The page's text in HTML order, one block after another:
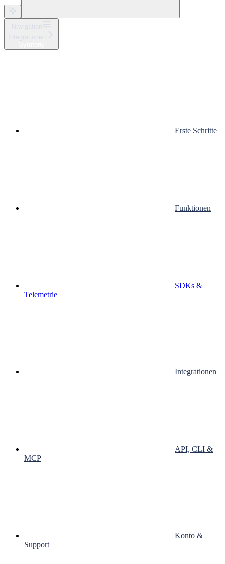
Erste Schritte
Funktionen
SDKs &
Telemetrie
Integrationen
API, CLI &
MCP
Konto &
Support